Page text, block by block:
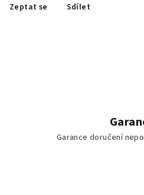
Zeptat se Sdílet
Garance doručení